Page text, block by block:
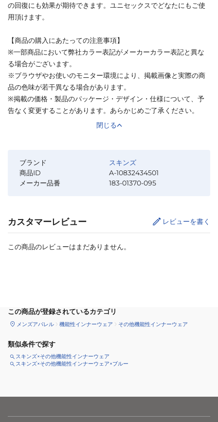
の回復にも効果が期待できます。ユニセックスでどなたにもご使
用頂けます。
【商品の購入にあたっての注意事項】
※一部商品において弊社カラー表記がメーカーカラー表記と異な
る場合がございます。
※ブラウザやお使いのモニター環境により、掲載画像と実際の商
品の色味が若干異なる場合があります。
※掲載の価格・製品のパッケージ・デザイン・仕様について、予
告なく変更することがあります。あらかじめご了承ください。
閉じる
ブランド
スキンズ
商品ID
A-10832434501
メーカー品番
183-01370-095
カスタマーレビュー レビューを書く
この商品のレビューはまだありません。
この商品が登録されているカテゴリ
メンズアパレル 機能性インナーウェア その他機能性インナーウェア
類似条件で探す
スキンズ×その他機能性インナーウェア
スキンズ×その他機能性インナーウェア×ブルー